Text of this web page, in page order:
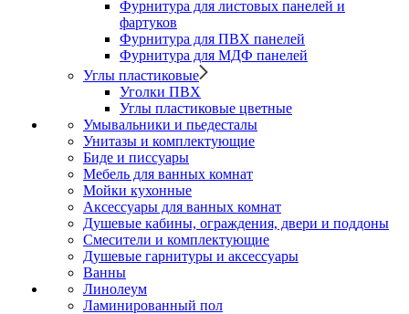
Фурнитура для листовых панелей и
фартуков
Фурнитура для ПВХ панелей
Фурнитура для МДФ панелей
Углы пластиковые
Уголки ПВХ
Углы пластиковые цветные
Умывальники и пьедесталы
Унитазы и комплектующие
Биде и писсуары
Мебель для ванных комнат
Мойки кухонные
Аксессуары для ванных комнат
Душевые кабины, ограждения, двери и поддоны
Смесители и комплектующие
Душевые гарнитуры и аксессуары
Ванны
Линолеум
Ламинированный пол